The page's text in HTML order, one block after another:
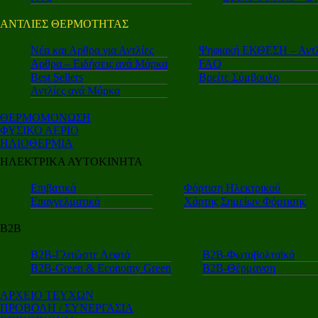
ΑΝΤΛΙΕΣ ΘΕΡΜΟΤΗΤΑΣ
Nέα και Αρθρα για Αντλίες
Αρθρα – Ειδήσεις ανά Μάρκα
Best Sellers
Αντλίες ανά Μάρκα
Ψηφιακή ΕΚΘΕΣΗ –
FAQ
Βρείτε Σύμβουλο
ΘΕΡΜΟΜΟΝΩΣΗ
ΦΥΣΙΚΟ ΑΕΡΙΟ
ΗΛΙΟΘΕΡΜΙΑ
ΗΛΕΚΤΡΙΚΑ ΑΥΤΟΚΙΝΗΤΑ
Επιβατικά
Επαγγελματικά
Φόρτιση Ηλεκτρικού
Χάρτης Σημείων Φόρτισης
Β2Β
Β2Β-Γλιτώστε Λεφτά
Β2Β-Green & Economy Green
Β2Β-Φωτοβολταϊκά
Β2Β-Θέρμανση
ΑΡΧΕΙΟ ΤΕΥΧΩΝ
ΠΡΟΒΟΛΗ / ΣΥΝΕΡΓΑΣΙΑ